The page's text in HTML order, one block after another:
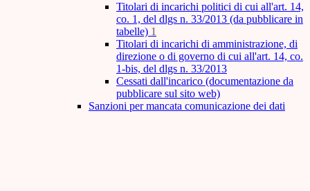
Titolari di incarichi politici di cui all'art. 14,
co. 1, del dlgs n. 33/2013 (da pubblicare in
tabelle) 1
Titolari di incarichi di amministrazione, di
direzione o di governo di cui all'art. 14, co.
1-bis, del dlgs n. 33/2013
Cessati dall'incarico (documentazione da
pubblicare sul sito web)
Sanzioni per mancata comunicazione dei dati